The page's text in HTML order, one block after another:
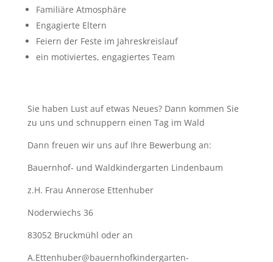
Familiäre Atmosphäre
Engagierte Eltern
Feiern der Feste im Jahreskreislauf
ein motiviertes, engagiertes Team
Sie haben Lust auf etwas Neues? Dann kommen Sie
zu uns und schnuppern einen Tag im Wald
Dann freuen wir uns auf Ihre Bewerbung an:
Bauernhof- und Waldkindergarten Lindenbaum
z.H. Frau Annerose Ettenhuber
Noderwiechs 36
83052 Bruckmühl oder an
A.Ettenhuber@bauernhofkindergarten-